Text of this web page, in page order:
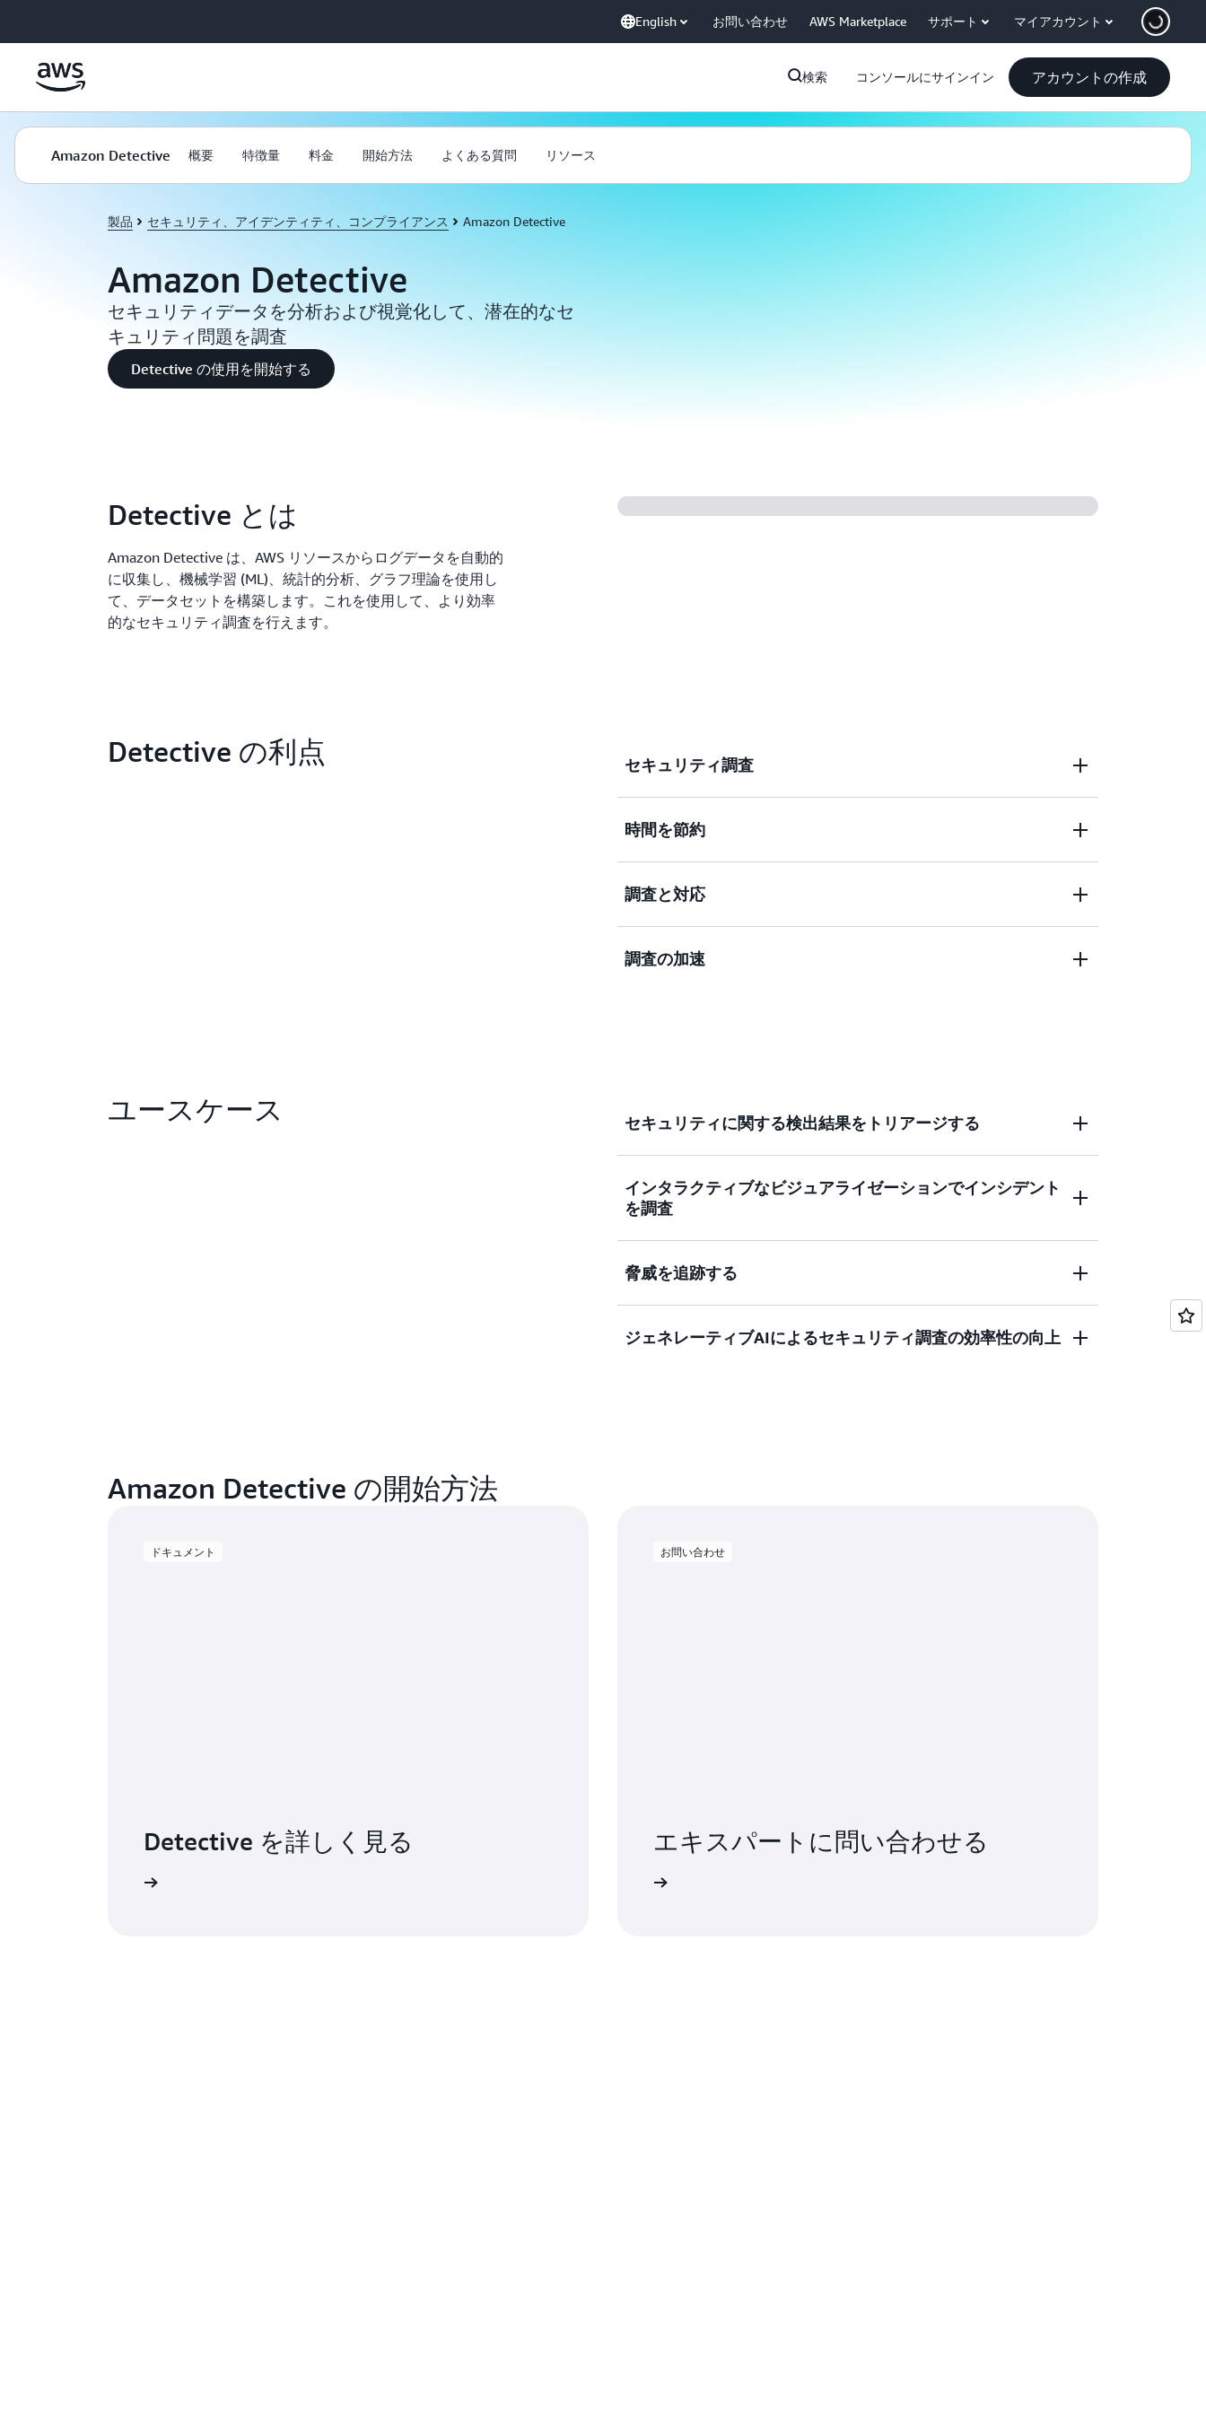
English お問い合わせ AWS Marketplace サポート マイアカウント
検索 コンソールにサインイン アカウントの作成
Amazon Detective 概要 特徴量 料金 開始方法 よくある質問 リソース
製品 セキュリティ、アイデンティティ、コンプライアンス Amazon Detective
Amazon Detective
セキュリティデータを分析および視覚化して、潜在的なセ
キュリティ問題を調査
Detective の使用を開始する
Detective とは
Amazon Detective は、AWS リソースからログデータを自動的
に収集し、機械学習 (ML)、統計的分析、グラフ理論を使用し
て、データセットを構築します。これを使用して、より効率
的なセキュリティ調査を行えます。
Detective の利点 セキュリティ調査
ュリティ問題を判断します。
時間を節約
モデルで、時間と労力を節約します。
調査と対応
ことができます。
調査の加速
ユースケース セキュリティに関する検出結果をトリアージする
AWS Identity and Access Management (IAM) ロール、ユーザー、IP ア
ドレス、および AWS アカウントを調査して、疑わしい検出結果を検証
脅威検証の詳細
インタラクティブなビジュアライゼーションでインシデント
を調査
悪意のあるアクティビティの範囲、その影響、および根本的な原因
脅威を追跡する
Amazon Elastic Compute Cloud (EC2) インスタンスなどの特定のリソ
ジェネレーティブAIによるセキュリティ調査の効率性の向上
Amazon Detective の開始方法
ドキュメント
Detective を詳しく見る
お問い合わせ
エキスパートに問い合わせる